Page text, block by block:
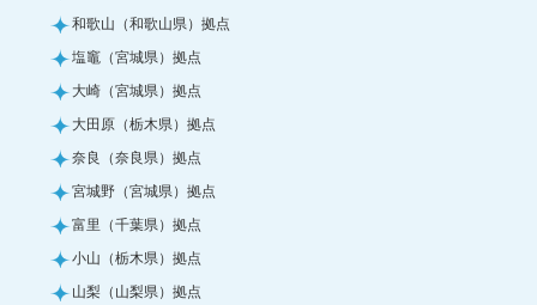
和歌山（和歌山県）拠点
塩竈（宮城県）拠点
大崎（宮城県）拠点
大田原（栃木県）拠点
奈良（奈良県）拠点
宮城野（宮城県）拠点
富里（千葉県）拠点
小山（栃木県）拠点
山梨（山梨県）拠点